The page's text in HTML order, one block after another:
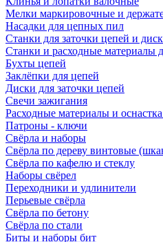
Мелки маркировочные и
Насадки для цепных пил
Станки для заточки цепей и
Станки и расходные материалы
Бухты цепей
Заклёпки для цепей
Диски для заточки цепей
Свечи зажигания
Расходные материалы и
Патроны - ключи
Свёрла и наборы
Свёрла по дереву винтовые
Свёрла по кафелю и стеклу
Наборы свёрел
Переходники и удлинители
Перьевые свёрла
Свёрла по бетону
Свёрла по стали
Биты и наборы бит